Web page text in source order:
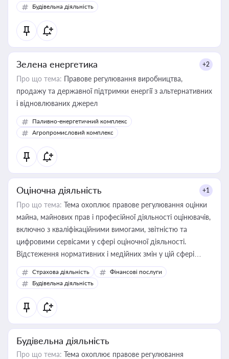
Будівельна діяльність
Зелена енергетика +2
Про що тема: Правове регулювання виробництва,
продажу та державної підтримки енергії з альтернативних
і відновлюваних джерел
Паливно-енергетичний комплекс
Агропромисловий комплекс
Оціночна діяльність +1
Про що тема: Тема охоплює правове регулювання оцінки
майна, майнових прав і професійної діяльності оцінювачів,
включно з кваліфікаційними вимогами, звітністю та
цифровими сервісами у сфері оціночної діяльності.
Відстеження нормативних і медійних змін у цій сфері
корисне для власника бізнесу, керівника, юриста або
бухгалтера під час оподаткування, приватизації, оренди
державного майна, корпоративних угод і перевірки
статусу суб'єктів оціночної діяльності
Страхова діяльність
Фінансові послуги
Будівельна діяльність
Будівельна діяльність
Про що тема: Тема охоплює правове регулювання